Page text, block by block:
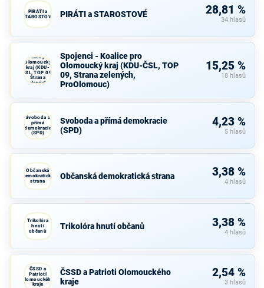
PIRÁTI a
STAROSTOVÉ
PIRÁTI a STAROSTOVÉ 28,81 %
34 hlasů
Koalice pro
Olomoucký
kraj (KDU-
ČSL, TOP 09,
Strana
zelených,
Spojenci - Koalice pro
Olomoucký kraj (KDU-ČSL, TOP
09, Strana zelených,
ProOlomouc)
15,25 %
18 hlasů
Svoboda a
přímá
demokracie
(SPD)
Svoboda a přímá demokracie
(SPD)
4,23 %
5 hlasů
Občanská
demokratická
strana
Občanská demokratická strana 3,38 %
4 hlasů
Trikolóra
hnutí
občanů
Trikolóra hnutí občanů 3,38 %
4 hlasů
ČSSD a
Patrioti
Olomouckého
kraje
ČSSD a Patrioti Olomouckého
kraje
2,54 %
3 hlasů